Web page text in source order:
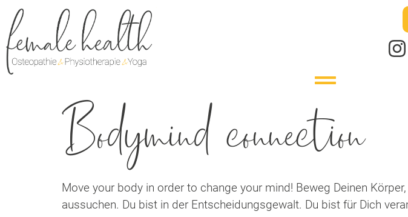
Bodymind connection
Move your body in order to change your mind! Beweg Deinen
aussuchen. Du bist in der Entscheidungsgewalt. Du bist für Dich